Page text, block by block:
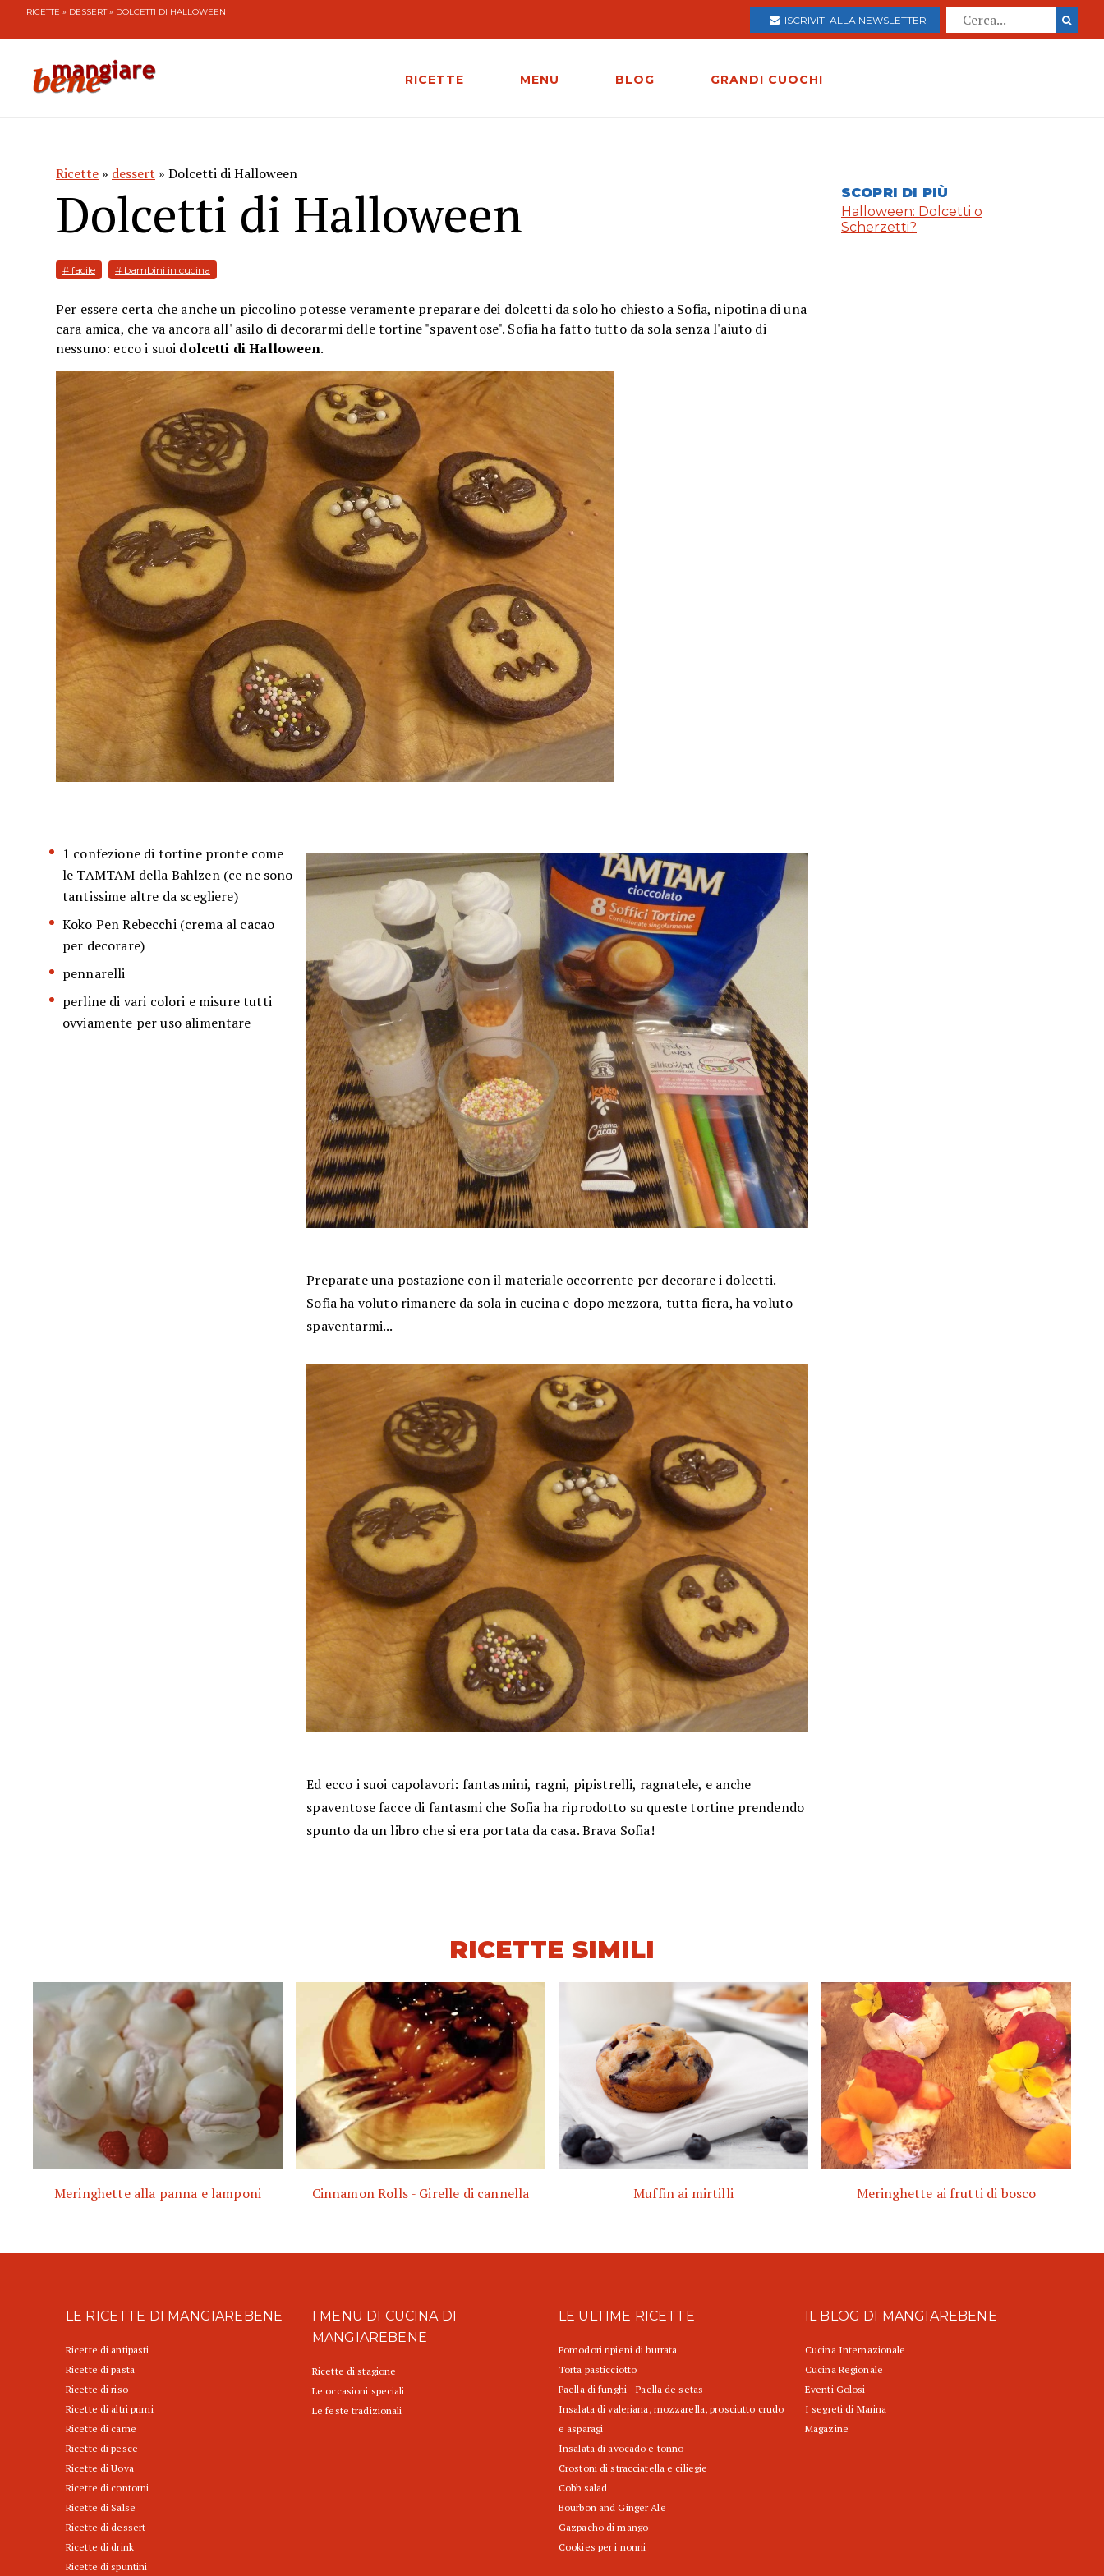
RICETTE » DESSERT» DOLCETTI DI HALLOWEEN
ISCRIVITI ALLA NEWSLETTER
RICETTE MENU BLOG GRANDI CUOCHI
Ricette » dessert » Dolcetti di Halloween
Dolcetti di Halloween
# facile # bambini in cucina
Per essere certa che anche un piccolino potesse veramente preparare dei dolcetti da solo ho chiesto a Sofia, nipotina di una
cara amica, che va ancora all' asilo di decorarmi delle tortine "spaventose". Sofia ha fatto tutto da sola senza l'aiuto di
nessuno: ecco i suoi dolcetti di Halloween.
1 confezione di tortine pronte come
le TAMTAM della Bahlzen (ce ne sono
tantissime altre da scegliere)
Koko Pen Rebecchi (crema al cacao
per decorare)
pennarelli
perline di vari colori e misure tutti
ovviamente per uso alimentare
Preparate una postazione con il materiale occorrente per decorare i dolcetti.
Sofia ha voluto rimanere da sola in cucina e dopo mezzora, tutta fiera, ha voluto
spaventarmi...
Ed ecco i suoi capolavori: fantasmini, ragni, pipistrelli, ragnatele, e anche
spaventose facce di fantasmi che Sofia ha riprodotto su queste tortine prendendo
spunto da un libro che si era portata da casa. Brava Sofia!
SCOPRI DI PIÙ
Halloween: Dolcetti o
Scherzetti?
RICETTE SIMILI
Meringhette alla panna e lamponi Cinnamon Rolls - Girelle di cannella Muffin ai mirtilli Meringhette ai frutti di bosco
LE RICETTE DI MANGIAREBENE
Ricette di antipasti
Ricette di pasta
Ricette di riso
Ricette di altri primi
Ricette di carne
Ricette di pesce
Ricette di Uova
Ricette di contorni
Ricette di Salse
Ricette di dessert
Ricette di drink
Ricette di spuntini
I MENU DI CUCINA DI
MANGIAREBENE
Ricette di stagione
Le occasioni speciali
Le feste tradizionali
LE ULTIME RICETTE
Pomodori ripieni di burrata
Torta pasticciotto
Paella di funghi - Paella de setas
Insalata di valeriana, mozzarella, prosciutto crudo
e asparagi
Insalata di avocado e tonno
Crostoni di stracciatella e ciliegie
Cobb salad
Bourbon and Ginger Ale
Gazpacho di mango
Cookies per i nonni
IL BLOG DI MANGIAREBENE
Cucina Internazionale
Cucina Regionale
Eventi Golosi
I segreti di Marina
Magazine